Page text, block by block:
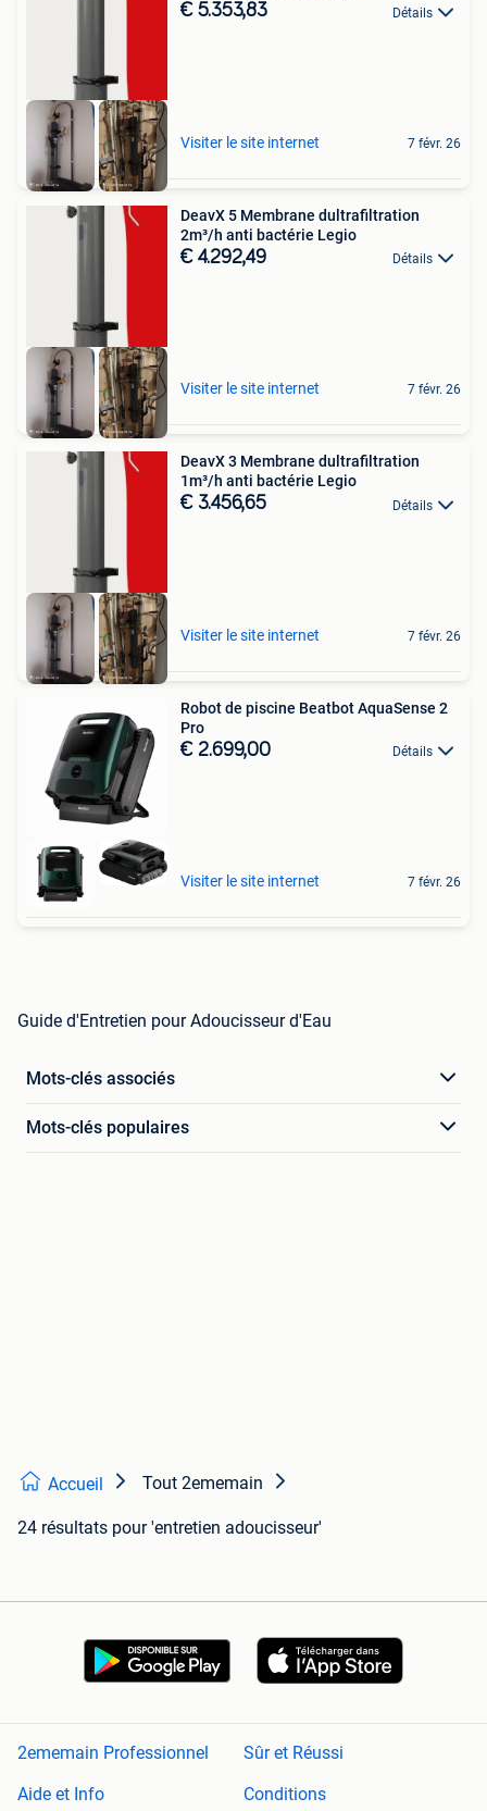
€ 5.353,83 Détails
Visiter le site internet 7 févr. 26
DeavX 5 Membrane dultrafiltration
2m³/h anti bactérie Legio
€ 4.292,49 Détails
Visiter le site internet 7 févr. 26
DeavX 3 Membrane dultrafiltration
1m³/h anti bactérie Legio
€ 3.456,65 Détails
Visiter le site internet 7 févr. 26
Robot de piscine Beatbot AquaSense 2
Pro
€ 2.699,00 Détails
Visiter le site internet 7 févr. 26
Guide d'Entretien pour Adoucisseur d'Eau
Mots-clés associés
Mots-clés populaires
Accueil Tout 2ememain
24 résultats pour 'entretien adoucisseur'
2ememain Professionnel
Sûr et Réussi
Aide et Info
Conditions